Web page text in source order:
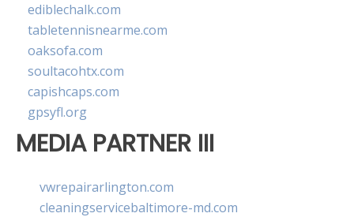
ediblechalk.com
tabletennisnearme.com
oaksofa.com
soultacohtx.com
capishcaps.com
gpsyfl.org
MEDIA PARTNER III
vwrepairarlington.com
cleaningservicebaltimore-md.com